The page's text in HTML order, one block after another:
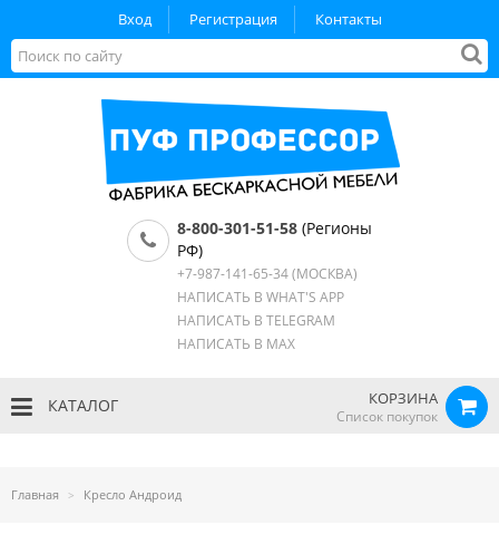
Вход Регистрация Контакты
8-800-301-51-58 (Регионы
РФ)
+7-987-141-65-34(МОСКВА)
НАПИСАТЬ В WHAT'S APP
НАПИСАТЬ В TELEGRAM
НАПИСАТЬ В MAX
КОРЗИНА
Список покупок
КАТАЛОГ
Главная Кресло Андроид